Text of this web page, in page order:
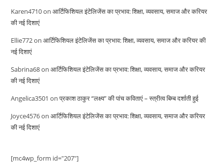
Karen4710onआर्टिफिशियल इंटेलिजेंस का प्रभाव: शिक्षा, व्यवसाय, समाज और करियर
की नई दिशाएं
Ellie772onआर्टिफिशियल इंटेलिजेंस का प्रभाव: शिक्षा, व्यवसाय, समाज और करियर की
नई दिशाएं
Sabrina68onआर्टिफिशियल इंटेलिजेंस का प्रभाव: शिक्षा, व्यवसाय, समाज और करियर
की नई दिशाएं
Angelica3501 onप्रकाश ठाकुर “लक्ष्य” की पांच कविताएं – स्त्रीत्व बिम्ब दर्शाती हुई
Joyce4576onआर्टिफिशियल इंटेलिजेंस का प्रभाव: शिक्षा, व्यवसाय, समाज और करियर
की नई दिशाएं
[mc4wp_form id="207"]